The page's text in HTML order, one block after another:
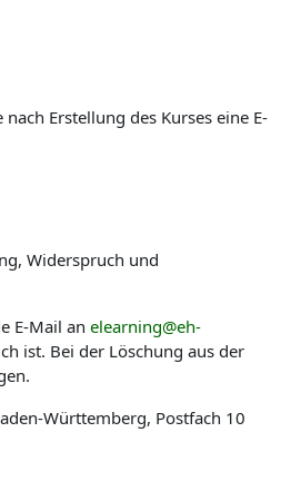
Erstellung des Kurses eine E-
Widerspruch und
E-Mail an elearning@eh-
ist. Bei der Löschung aus der
Württemberg, Postfach 10